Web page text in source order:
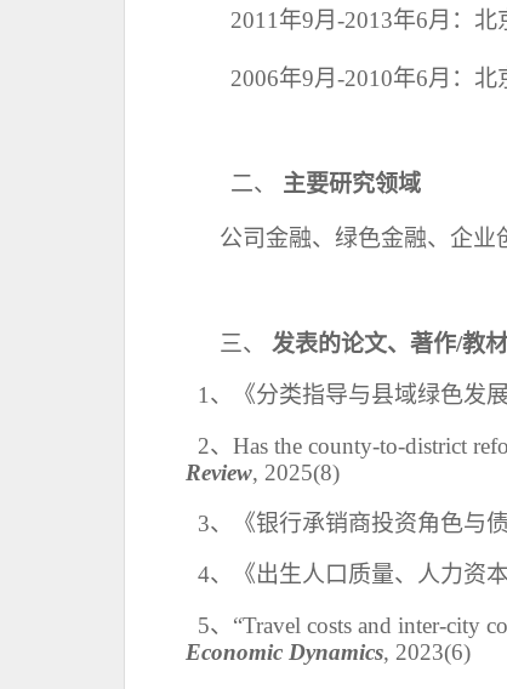
2011 年9月 -2013年6月：北
2006年9月 -2010年6月：北
二、 主要研究领域
公司金融、绿色金融、企业
三、 发表的论文、著作/教
1、《分类指导与县域绿色发
2、Has the county-to-district
Review, 2025(8)
3、
《银行承销商投资角色与
4、《出生人口质量、人力资
5、“Travel costs and inter-city
Economic Dynamics, 2023(6)